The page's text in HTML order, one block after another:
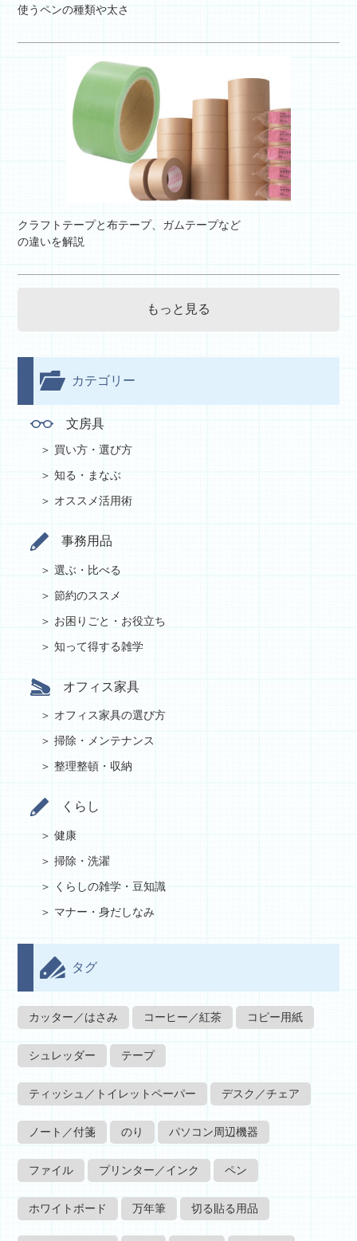
使うペンの種類や太さ
クラフトテープと布テープ、ガムテープなど
の違いを解説
もっと見る
カテゴリー
文房具
買い方・選び方
知る・まなぶ
オススメ活用術
事務用品
選ぶ・比べる
節約のススメ
お困りごと・お役立ち
知って得する雑学
オフィス家具
オフィス家具の選び方
掃除・メンテナンス
整理整頓・収納
くらし
健康
掃除・洗濯
くらしの雑学・豆知識
マナー・身だしなみ
タグ
カッター／はさみ コーヒー／紅茶 コピー用紙
シュレッダー テープ
ティッシュ／トイレットペーパー デスク／チェア
ノート／付箋 のり パソコン周辺機器
ファイル プリンター／インク ペン
ホワイトボード 万年筆 切る貼る用品